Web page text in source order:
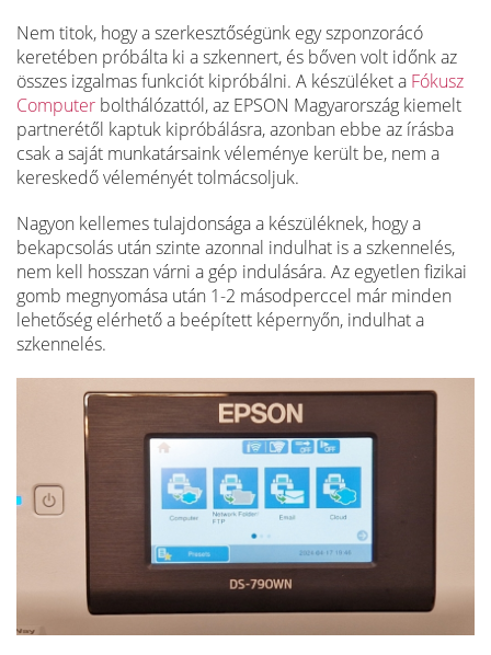
Nem titok, hogy a szerkesztőségünk egy szponzorácó
keretében próbálta ki a szkennert, és bőven volt időnk az
összes izgalmas funkciót kipróbálni. A készüléket a Fókusz
Computer bolthálózattól, az EPSON Magyarország kiemelt
partnerétől kaptuk kipróbálásra, azonban ebbe az írásba
csak a saját munkatársaink véleménye került be, nem a
kereskedő véleményét tolmácsoljuk.
Nagyon kellemes tulajdonsága a készüléknek, hogy a
bekapcsolás után szinte azonnal indulhat is a szkennelés,
nem kell hosszan várni a gép indulására. Az egyetlen fizikai
gomb megnyomása után 1-2 másodperccel már minden
lehetőség elérhető a beépített képernyőn, indulhat a
szkennelés.